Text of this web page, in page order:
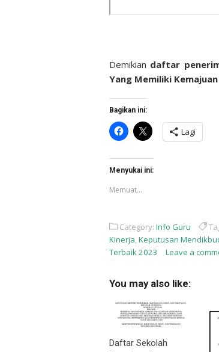
Demikian daftar
Yang Memiliki
Bagikan ini:
Klik
untuk
membagikan
Facebook(Membuka
di
jendela
baru)
Klik
untuk
berbagi
X(Membuka
di
jendela
Lagi
Menyukai ini:
Memuat...
Category: Info Guru
Kinerja,Keputusan
Terbaik 2023
Leave a
You may also like:
Daftar Sekolah